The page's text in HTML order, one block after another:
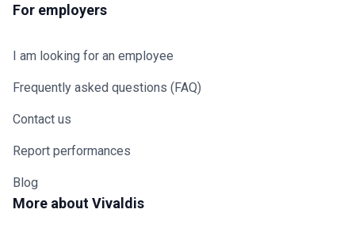
For employers
I am looking for an employee
Frequently asked questions (FAQ)
Contact us
Report performances
Blog
More about Vivaldis